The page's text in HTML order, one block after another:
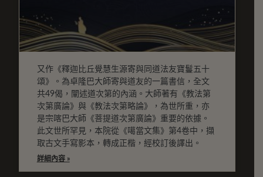
又作《釋迦比丘覺慧生源寄與同道法友寶鬘五十
頌》。為卓隆巴大師寄與道友的一篇書信，全文
共49偈，闡述道次第的內涵。大師著有《教法第
次第廣論》與《教法次第略論》，為世所重，亦
是宗喀巴大師《菩提道次第廣論》重要的依據。
此文世所罕見，本院從《噶當文集》第4卷中，擷
取古文手寫影本，轉成正楷，經校訂後譯出。
詳細內容 »